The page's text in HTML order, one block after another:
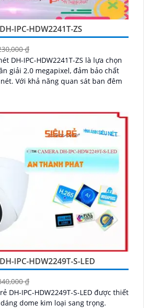
IPC-HDW2241T-ZS
₫
DH-IPC-HDW2241T-ZS là lựa chọn
giải 2.0 megapixel, đảm bảo chất
đêm
IPC-HDW2249T-S-LED
₫
DH-IPC-HDW2249T-S-LED được thiết
dome kim loại sang trọng.